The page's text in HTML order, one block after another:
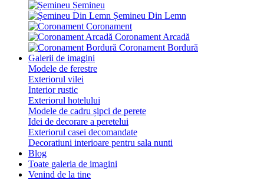
Șemineu
Șemineu Din Lemn
Coronament
Coronament Arcadă
Coronament Bordură
Galerii de imagini
Modele de ferestre
Exteriorul vilei
Interior rustic
Exteriorul hotelului
Modele de cadru șipci de perete
Idei de decorare a peretelui
Exteriorul casei decomandate
Decoratiuni interioare pentru sala nunti
Blog
Toate galeria de imagini
Venind de la tine